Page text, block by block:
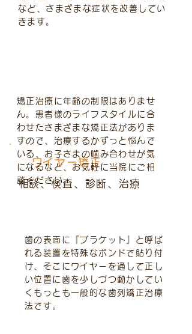
など、さまざまな症状を改善してい
きます。
​ワイヤー矯正
​相談、検査、診断、治療
歯の表面に『ブラケット』と呼ば
れる装置を特殊なボンドで貼り付
け、そこにワイヤーを通して正し
い位置に歯を少しづつ動かしてい
くもっとも一般的な歯列矯正治療
法です。
矯正治療に年齢の制限はありませ
ん。患者様のライフスタイルに合
わせたさまざまな矯正法がありま
すので、治療するかずっと悩んで
いる、お子さまの噛み合わせが気
になるなど、お気軽に当院にご相
談ください。